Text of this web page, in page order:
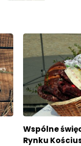
Wspólne
Rynku